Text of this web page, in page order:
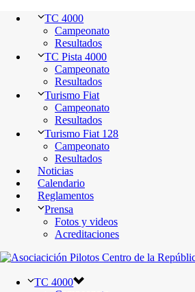
TC 4000
Campeonato
Resultados
TC Pista 4000
Campeonato
Resultados
Turismo Fiat
Campeonato
Resultados
Turismo Fiat 128
Campeonato
Resultados
Noticias
Calendario
Reglamentos
Prensa
Fotos y videos
Acreditaciones
TC 4000